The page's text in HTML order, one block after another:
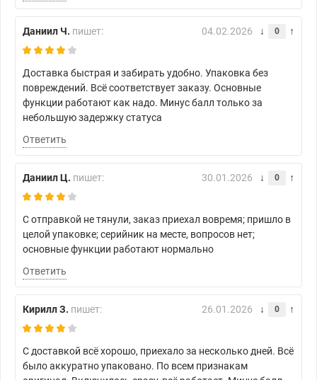
Даниил Ч. пишет: 04.02.2026 0
Доставка быстрая и забирать удобно. Упаковка без
повреждений. Всё соответствует заказу. Основные
функции работают как надо. Минус балл только за
небольшую задержку статуса
Ответить
Даниил Ц. пишет: 30.01.2026 0
С отправкой не тянули, заказ приехал вовремя; пришло в
целой упаковке; серийник на месте, вопросов нет;
основные функции работают нормально
Ответить
Кирилл З. пишет: 26.01.2026 0
С доставкой всё хорошо, приехало за несколько дней. Всё
было аккуратно упаковано. По всем признакам